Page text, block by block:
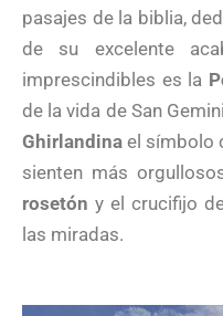
pasajes de la biblia,
de su excelente
imprescindibles es la
de la vida de San
Ghirlandinael símbolo
sienten más
rosetón y el crucifijo
las miradas.